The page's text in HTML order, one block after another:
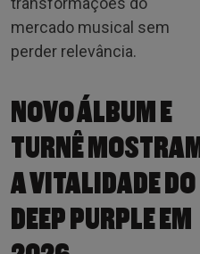
mercado musical sem
perder relevância.
NOVO ÁLBUM E
TURNÊ MOSTRAM
A VITALIDADE DO
DEEP PURPLE EM